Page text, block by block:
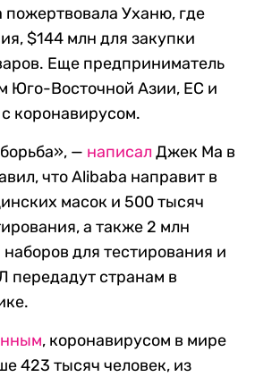
пожертвовала Уханю, где
$144 млн для закупки
Еще предприниматель
Юго-Восточной Азии, ЕС и
коронавирусом.
— написал Джек Ма в
что Alibaba направит в
масок и 500 тысяч
а также 2 млн
для тестирования и
передадут странам в
, коронавирусом в мире
423 тысяч человек, из